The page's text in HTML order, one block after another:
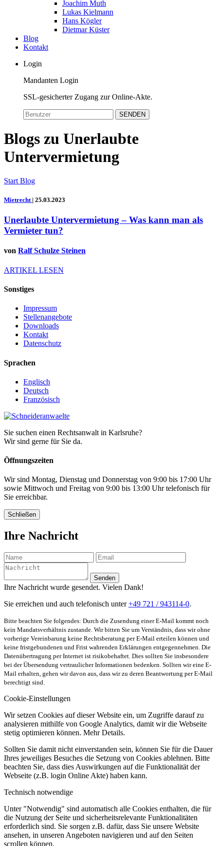
Joachim Muth
Lukas Kielmann
Hans Kögler
Dietmar Küster
Blog
Kontakt
Login
Mandanten Login
SSL-gesicherter Zugang zur Online-Akte.
SENDEN
Blogs zu Unerlaubte
Untervermietung
Start Blog
Mietrecht | 25.03.2023
Unerlaubte Untervermietung – Was kann man als
Vermieter tun?
von Ralf Schulze Steinen
ARTIKEL LESEN
Sonstiges
Impressum
Stellenangebote
Downloads
Kontakt
Datenschutz
Sprachen
Englisch
Deutsch
Französisch
Sie suchen einen Rechtsanwalt in Karlsruhe?
Wir sind gerne für Sie da.
Öffnungszeiten
Wir sind Montag, Dienstag und Donnerstag von 9:00 bis 17:00 Uhr
sowie Mittwoch und Freitag von 9:00 bis 13:00 Uhr telefonisch für
Sie erreichbar.
Schließen
Ihre Nachricht
Senden
Ihre Nachricht wurde gesendet. Vielen Dank!
Sie erreichen und auch telefonisch unter+49 721 / 943114-0.
Bitte beachten Sie folgendes: Durch die Zusendung einer E-Mail kommt noch
kein Mandatsverhältnis zustande. Wir bitten Sie um Verständnis, dass wir ohne
vorherige Vereinbarung keine Rechtsberatung per E-Mail erteilen können und
keine fristgebundenen und Frist wahrenden Erklärungen entgegennehmen. Die
Datenübertragung per Internet ist risikobehaftet. Dies sollten Sie insbesondere
bei der Übersendung vertraulicher Informationen bedenken. Sollten wir eine E-
Mail erhalten, gehen wir davon aus, dass wir zu deren Beantwortung per E-Mail
berechtigt sind.
Cookie-Einstellungen
Wir setzen Cookies auf dieser Website ein, um Zugriffe darauf zu
analysieren mithilfe von Google Analytics, damit wir die Webseite
stetig optimieren können. Mehr Details.
Sollten Sie damit nicht einverstanden sein, können Sie für die Dauer
Ihres jeweiliges Besuches die Setzung von Cookies ablehnen. Bitte
beachten Sie, dass dies Auswirkungen auf die Funktionalität der
Webseite (z.B. login Online Akte) haben kann.
Technisch notwendige
Unter "Notwendig" sind automatisch alle Cookies enthalten, die für
die Nutzung der Seite und sicherheitsrelevante Funktionalitäten
erforderlich sind. Sie sorgen z.B. dafür, dass Sie unsere Website
ansehen, in unseren Angeboten navigieren und auf den Seiten
scrollen können.